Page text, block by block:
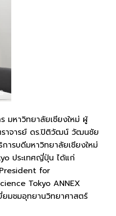
มหาวิทยาลัยเชียงใหม่ ผู้
ราจารย์ ดร.ปิติวัฒน์ วัฒนชัย
ารบดีมหาวิทยาลัยเชียงใหม่
ประเทศญี่ปุ่น ได้แก่
for
Tokyo ANNEX
ยมชมอุทยานวิทยาศาสตร์